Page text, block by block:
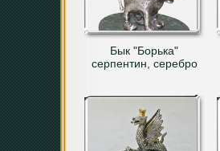
Бык "Борька"
серпентин, серебро